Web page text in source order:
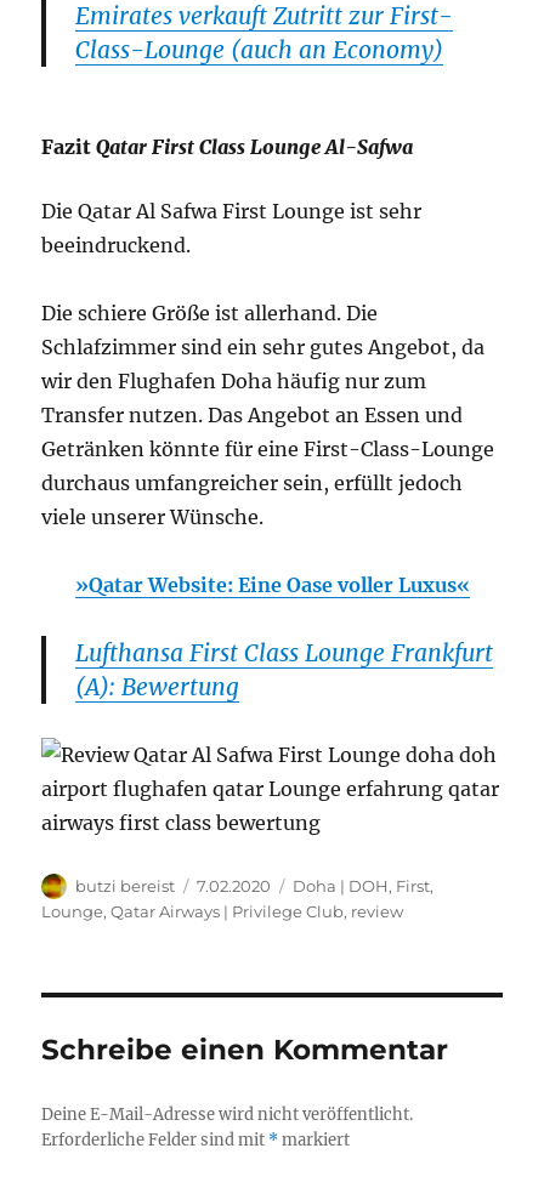
Emirates verkauft Zutritt zur First-
Class-Lounge (auch an Economy)
FazitQatar First Class Lounge Al-Safwa
Die Qatar Al Safwa First Lounge ist sehr
beeindruckend.
Die schiere Größe ist allerhand. Die
Schlafzimmer sind ein sehr gutes Angebot, da
wir den Flughafen Doha häufig nur zum
Transfer nutzen. Das Angebot an Essen und
Getränken könnte für eine First-Class-Lounge
durchaus umfangreicher sein, erfüllt jedoch
viele unserer Wünsche.
»Qatar Website: Eine Oase voller Luxus«
Lufthansa First Class Lounge Frankfurt
(A): Bewertung
Autor
butzi bereist
Veröffentlicht
am
7.02.2020 Kategorien
Doha | DOH, First,
Lounge,Qatar Airways | Privilege Club, review
Schreibe einen Kommentar
Deine E-Mail-Adresse wird nicht veröffentlicht.
Erforderliche Felder sind mit *markiert